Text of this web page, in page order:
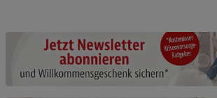
Beschreibung Notwendige Cookies
Cookie-Informationenanzeigen